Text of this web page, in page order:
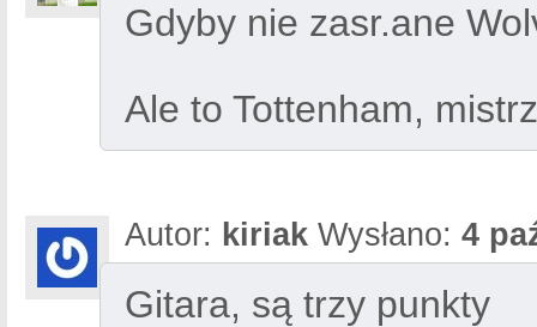
Gdyby nie zasr.ane
Ale to Tottenham,
Autor: kiriak Wysłano: 4
Gitara, są trzy punkty